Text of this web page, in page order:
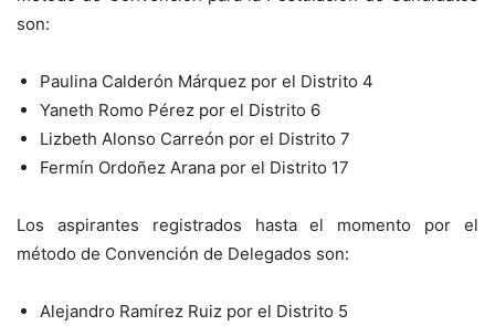
son:
Paulina Calderón Márquez por el Distrito 4
Yaneth Romo Pérez por el Distrito 6
Lizbeth Alonso Carreón por el Distrito 7
Fermín Ordoñez Arana por el Distrito 17
Los aspirantes registrados hasta el momento por el
método de Convención de Delegados son:
Alejandro Ramírez Ruiz por el Distrito 5